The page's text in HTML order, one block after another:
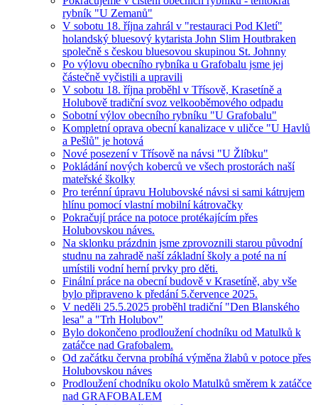
rybník "U Zemanů"
V sobotu 18. října zahrál v "restauraci Pod Kletí"
holandský bluesový kytarista John Slim Houtbraken
společně s českou bluesovou skupinou St. Johnny
Po výlovu obecního rybníka u Grafobalu jsme jej
částečně vyčistili a upravili
V sobotu 18. října proběhl v Třísově, Krasetíně a
Holubově tradiční svoz velkooběmového odpadu
Sobotní výlov obecního rybníku "U Grafobalu"
Kompletní oprava obecní kanalizace v uličce "U Havlů
a Pešlů" je hotová
Nové posezení v Třísově na návsi "U Žlíbku"
Pokládání nových koberců ve všech prostorách naší
mateřské školky
Pro terénní úpravu Holubovské návsi si sami kátrujem
hlínu pomocí vlastní mobilní kátrovačky
Pokračují práce na potoce protékajícím přes
Holubovskou náves.
Na sklonku prázdnin jsme zprovoznili starou původní
studnu na zahradě naší základní školy a poté na ní
umístili vodní herní prvky pro děti.
Finální práce na obecní budově v Krasetíně, aby vše
bylo připraveno k předání 5.července 2025.
V neděli 25.5.2025 proběhl tradiční "Den Blanského
lesa" a "Trh Holubov"
Bylo dokončeno prodloužení chodníku od Matulků k
zatáčce nad Grafobalem.
Od začátku června probíhá výměna žlabů v potoce přes
Holubovskou náves
Prodloužení chodníku okolo Matulků směrem k zatáčce
nad GRAFOBALEM